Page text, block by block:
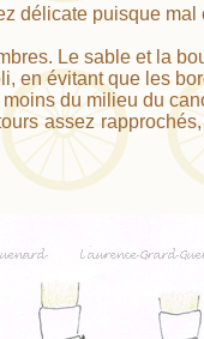
délicate puisque
Le sable et la
en évitant que les
du milieu du
assez